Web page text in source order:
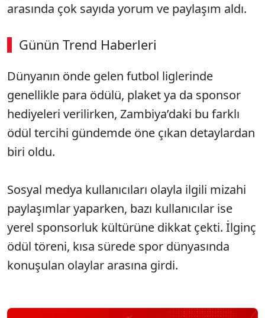
arasında çok sayıda yorum ve paylaşım aldı.
Günün Trend Haberleri
Dünyanın önde gelen futbol liglerinde
genellikle para ödülü, plaket ya da sponsor
hediyeleri verilirken, Zambiya’daki bu farklı
ödül tercihi gündemde öne çıkan detaylardan
biri oldu.
Sosyal medya kullanıcıları olayla ilgili mizahi
paylaşımlar yaparken, bazı kullanıcılar ise
yerel sponsorluk kültürüne dikkat çekti. İlginç
ödül töreni, kısa sürede spor dünyasında
konuşulan olaylar arasına girdi.